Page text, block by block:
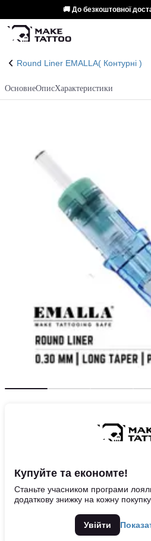
🚚 До безкоштовної
Round Liner EMALLA( Контурні )
ОсновнеОписХарактеристики
Купуйте та економте!
Станьте учасником програми
додаткову знижку на кожну покупку
Увійти